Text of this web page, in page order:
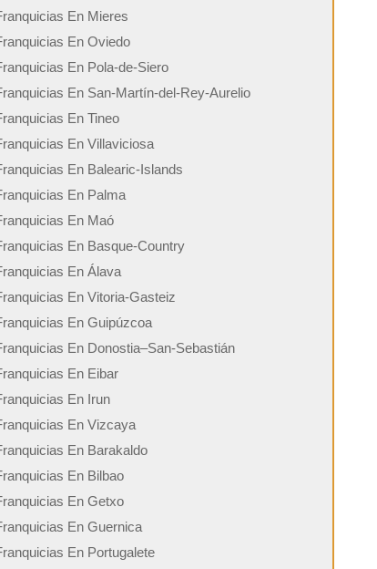
En Mieres
En Oviedo
En Pola-de-Siero
En San-Martín-del-Rey-Aurelio
En Tineo
En Villaviciosa
En Balearic-Islands
En Palma
En Maó
En Basque-Country
En Álava
En Vitoria-Gasteiz
En Guipúzcoa
En Donostia–San-Sebastián
En Eibar
En Irun
En Vizcaya
En Barakaldo
En Bilbao
En Getxo
En Guernica
En Portugalete